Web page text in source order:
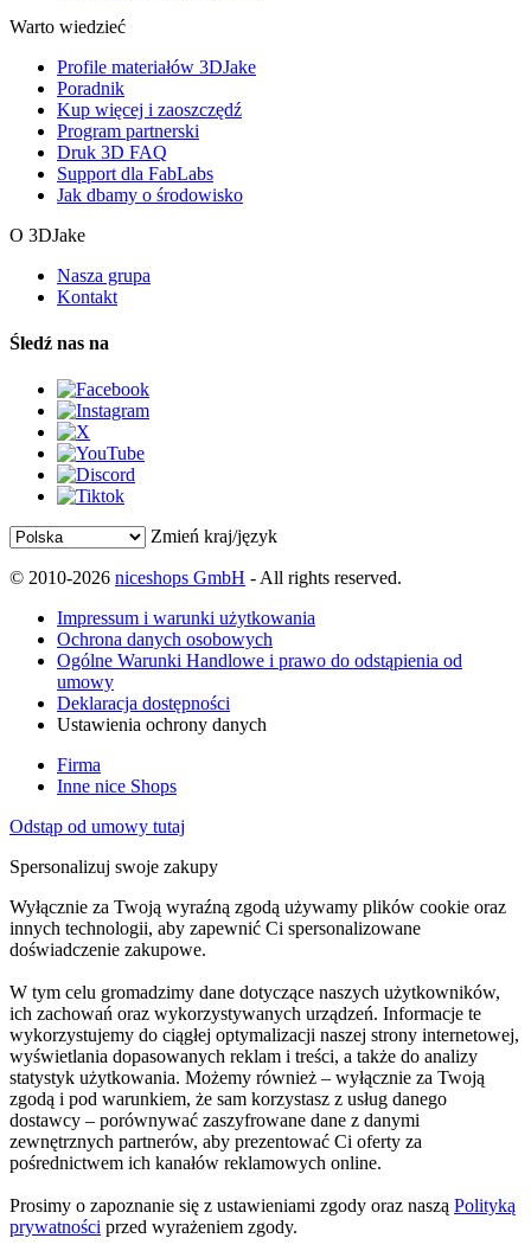
Warto wiedzieć
Profile materiałów 3DJake
Poradnik
Kup więcej i zaoszczędź
Program partnerski
Druk 3D FAQ
Support dla FabLabs
Jak dbamy o środowisko
O 3DJake
Nasza grupa
Kontakt
Śledź nas na
Zmień kraj/język
© 2010-2026 niceshops GmbH - All rights reserved.
Impressum i warunki użytkowania
Ochrona danych osobowych
Ogólne Warunki Handlowe i prawo do odstąpienia od
umowy
Deklaracja dostępności
Ustawienia ochrony danych
Firma
Inne nice Shops
Odstąp od umowy tutaj
Spersonalizuj swoje zakupy
Wyłącznie za Twoją wyraźną zgodą używamy plików cookie oraz
innych technologii, aby zapewnić Ci spersonalizowane
doświadczenie zakupowe.
W tym celu gromadzimy dane dotyczące naszych użytkowników,
ich zachowań oraz wykorzystywanych urządzeń. Informacje te
wykorzystujemy do ciągłej optymalizacji naszej strony internetowej,
wyświetlania dopasowanych reklam i treści, a także do analizy
statystyk użytkowania. Możemy również – wyłącznie za Twoją
zgodą i pod warunkiem, że sam korzystasz z usług danego
dostawcy – porównywać zaszyfrowane dane z danymi
zewnętrznych partnerów, aby prezentować Ci oferty za
pośrednictwem ich kanałów reklamowych online.
Prosimy o zapoznanie się z ustawieniami zgody oraz naszą Polityką
prywatności przed wyrażeniem zgody.